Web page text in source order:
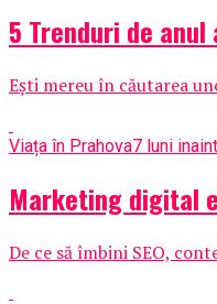
5 Trenduri de
Ești mereu în căutarea
Viața în Prahova7 luni
Marketing digital
De ce să îmbini SEO,